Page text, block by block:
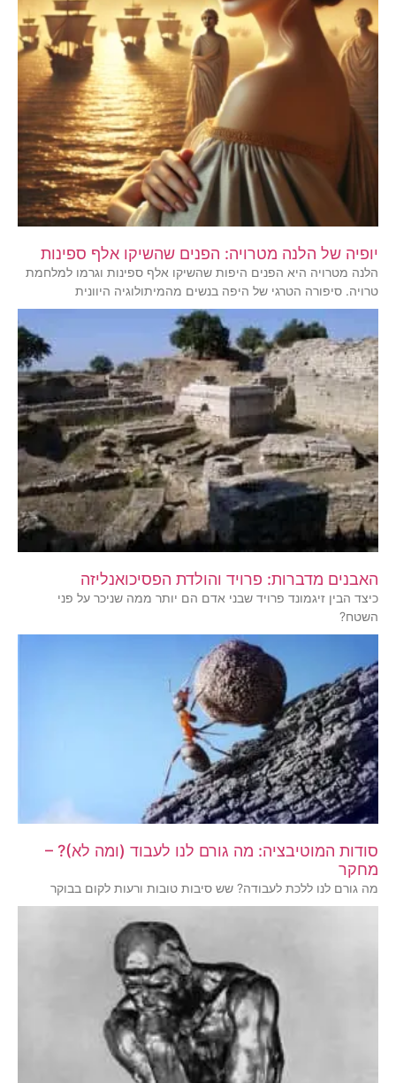
יופיה של הלנה מטרויה: הפנים שהשיקו אלף ספינות
הלנה מטרויה היא הפנים היפות שהשיקו אלף ספינות וגרמו למלחמת
טרויה. סיפורה הטרגי של היפה בנשים מהמיתולוגיה היוונית
האבנים מדברות: פרויד והולדת הפסיכואנליזה
כיצד הבין זיגמונד פרויד שבני אדם הם יותר ממה שניכר על פני
השטח?
סודות המוטיבציה: מה גורם לנו לעבוד (ומה לא)? –
מחקר
מה גורם לנו ללכת לעבודה? שש סיבות טובות ורעות לקום בבוקר